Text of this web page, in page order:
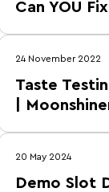
Can YOU
24 November 2022
Taste
|
20 May 2024
Demo Slot